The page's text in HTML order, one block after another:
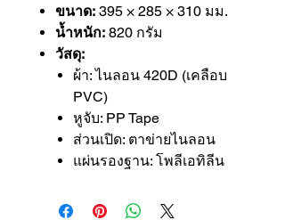
ขนาด: 395 × 285 × 310 มม.
น้ำหนัก: 820 กรัม
วัสดุ:
ผ้า: ไนลอน 420D (เคลือบ
PVC)
หูจับ: PP Tape
ส่วนเปิด: ตาข่ายไนลอน
แผ่นรองฐาน: โพลีเอทิลีน